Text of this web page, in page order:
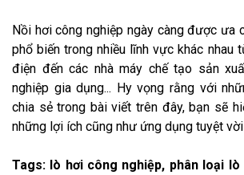
Nồi hơi công nghiệp ngày càng được ưa
phổ biến trong nhiều lĩnh vực khác nhau
điện đến các nhà máy chế tạo sản
nghiệp gia dụng... Hy vọng rằng với
chia sẻ trong bài viết trên đây, bạn sẽ
những lợi ích cũng như ứng dụng tuyệt
Tags: lò hơi công nghiệp, phân loại